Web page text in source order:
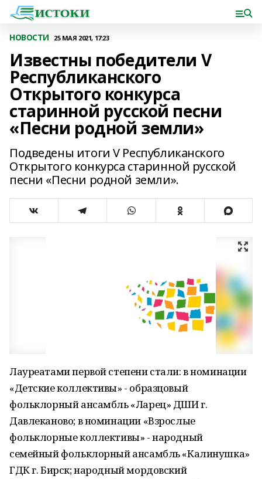
НОВОСТИ 25 МАЯ 2021, 17:23
Известны победители V
Республиканского
Открытого конкурса
старинной русской песни
«Песни родной земли»
Подведены итоги V Республиканского
Открытого конкурса старинной русской
песни «Песни родной земли».
Лауреатами первой степени стали: в номинации
«Детские коллективы» - образцовый
фольклорный ансамбль «Ларец» ДШИ г.
Давлеканово; в номинации «Взрослые
фольклорные коллективы» - народный
семейный фольклорный ансамбль «Калинушка»
ГДК г. Бирск; народный мордовский